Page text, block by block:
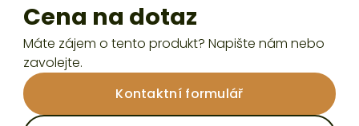
Cena na dotaz
Máte zájem o tento produkt? Napište nám nebo
zavolejte.
Kontaktní formulář